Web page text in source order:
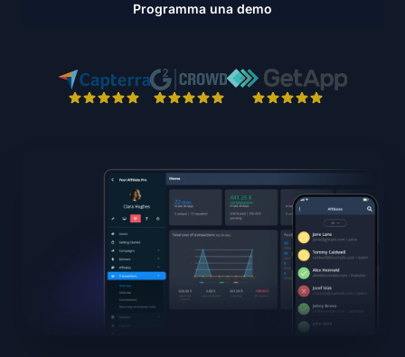
Programma una demo